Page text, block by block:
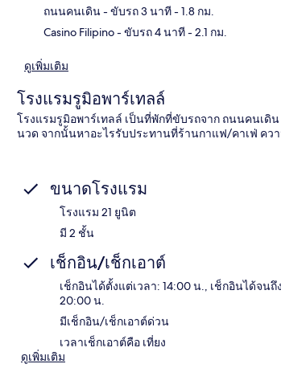
ถนนคนเดิน- ขับรถ 3 นาที- 1.8 กม.
Casino Filipino- ขับรถ 4 นาที- 2.1 กม.
ดูเพิ่มเติม
โรงแรมรูมิอพาร์เทลล์
โรงแรมรูมิอพาร์เทลล์ เป็นที่พักที่ขับรถจาก ถนนคนเดิ
นวด จากนั้นหาอะไรรับประทานที่ร้านกาแฟ/คาเฟ่ คว
ขนาดโรงแรม
โรงแรม 21 ยูนิต
มี 2 ชั้น
เช็กอิน/เช็กเอาต์
เช็กอินได้ตั้งแต่เวลา: 14:00 น., เช็กอินได้จนถึ
20:00 น.
มีเช็กอิน/เช็กเอาต์ด่วน
เวลาเช็กเอาต์คือ เที่ยง
ดูเพิ่มเติม